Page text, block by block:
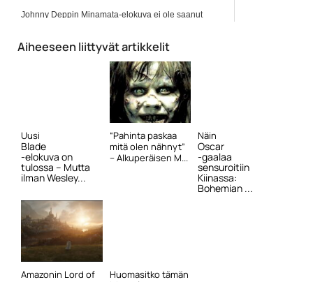
Johnny Deppin Minamata-elokuva ei ole saanut
Aiheeseen liittyvät artikkelit
Uusi
Blade
-elokuva on
tulossa – Mutta
ilman Wesley...
“Pahinta paskaa
mitä olen nähnyt”
– Alkuperäisen M...
Näin
Oscar
-gaalaa
sensuroitiin
Kiinassa:
Bohemian ...
Amazonin Lord of
Huomasitko tämän